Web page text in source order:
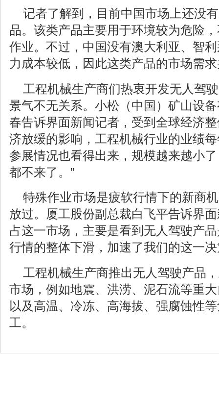
记者了解到，目前中国市场上还没
品。该类产品主要用于环境较为危险
作业。不过，中国没有澳大利亚、智
力成本较低，因此这类产品的市场需
工程机械生产商们热衷开发无人驾
景气不无关系。小松（中国）矿山设备
春告诉界面新闻记者，受到全球经济
济放缓的影响，工程机械行业的业绩
参展情况也看得出来，规模越来越小
都不来了。”
特殊作业市场是疲软行情下的新商
放过。厦工股份副总裁白飞平告诉界
占这一市场，主要是看到无人驾驶产
行情的整体下滑，加速了我们的这一决
工程机械生产商推出无人驾驶产品
市场，例如地震、洪涝、泥石流等重
以及高温、冷冻、高海拔、强腐蚀性
工 。